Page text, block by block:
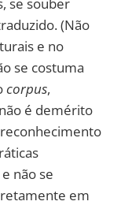
(Não
e no
se costuma
corpus,
é demérito
não se
em